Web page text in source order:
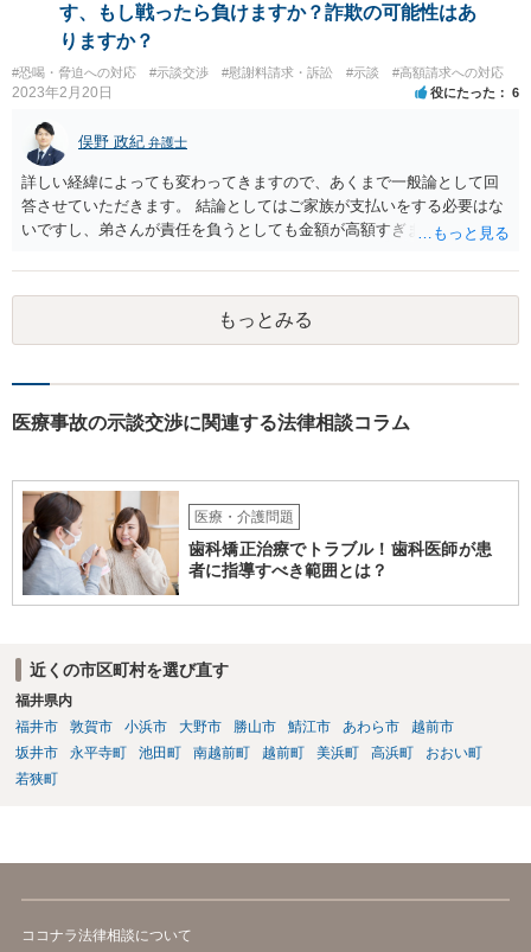
す、もし戦ったら負けますか？詐欺の可能性はあ
りますか？
#恐喝・脅迫への対応 #示談交渉 #慰謝料請求・訴訟 #示談 #高額請求への対応
2023年2月20日 役にたった 6
俣野 政紀 弁護士
詳しい経緯によっても変わってきますので、あくまで一般論として回
答させていただきます。 結論としてはご家族が支払いをする必要はな
いですし、弟さんが責任を負うとしても金額が高額すぎます。 仮に弟
実だとしても責任を負うのは弟さんです。弟さんの詳しいご状況は分
かりませんが、現在お仕事をされて一人暮らしもできているというこ
とですから、自立施設にいたからといって責任無能力者ということに
はなりません。また、お父様が施設に入所させたことと今回の争いと
ない」として考える時間や弁護士に相談する時間を与えないことも怪
手の言っている事実がなければ詐欺ですので警察にもご相談くださ
い。施設の方には、「こちらも弁護士に相談します」と告げ、支払い
はせず、弁護士にご相談されることをお勧めします。 ご参考になれば
幸いです。
もっとみる
医療事故の示談交渉に関連する法律相談コラム
医療・介護問題
歯科矯正治療でトラブル！歯科医師が患
者に指導すべき範囲とは？
近くの市区町村を選び直す
福井県内
福井市
敦賀市 小浜市 大野市 勝山市 鯖江市 あわら市
越前市
坂井市
永平寺町 池田町 南越前町 越前町 美浜町 高浜町
おおい町
若狭町
ココナラ法律相談について